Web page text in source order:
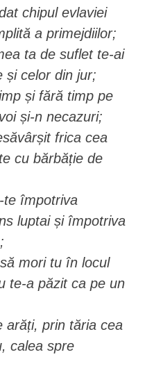
chipul evlaviei
a primejdiilor;
ta de suflet te-ai
și celor din jur;
și fără timp pe
și-n necazuri;
frica cea
cu bărbăție de
te împotriva
luptai și împotriva
mori tu în locul
te-a păzit ca pe un
arăți, prin tăria cea
calea spre